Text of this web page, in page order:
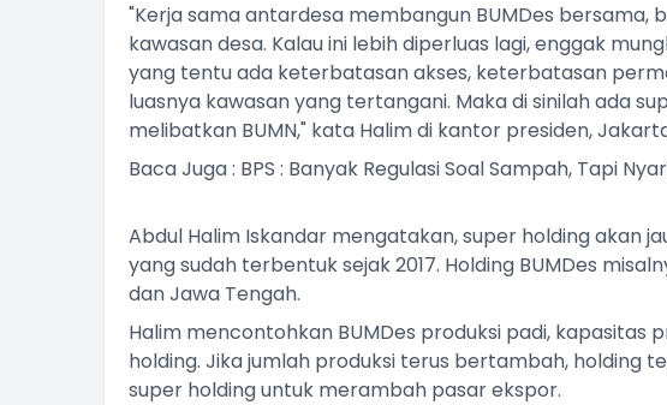
"Kerja sama antardesa membangun BUMDes bersama,
kawasan desa. Kalau ini lebih diperluas lagi, enggak
yang tentu ada keterbatasan akses, keterbatasan
luasnya kawasan yang tertangani. Maka di sinilah ada
melibatkan BUMN," kata Halim di kantor presiden,
Baca Juga : BPS : Banyak Regulasi Soal Sampah, Tapi
Abdul Halim Iskandar mengatakan, super holding akan
yang sudah terbentuk sejak 2017. Holding BUMDes
dan Jawa Tengah.
Halim mencontohkan BUMDes produksi padi, kapasitas
holding. Jika jumlah produksi terus bertambah, holding
super holding untuk merambah pasar ekspor.